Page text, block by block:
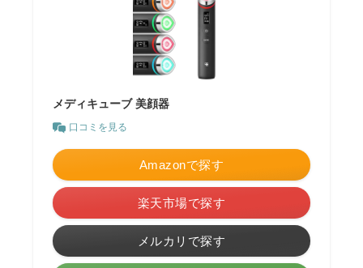
メディキューブ 美顔器
口コミを見る
Amazonで探す
楽天市場で探す
メルカリで探す